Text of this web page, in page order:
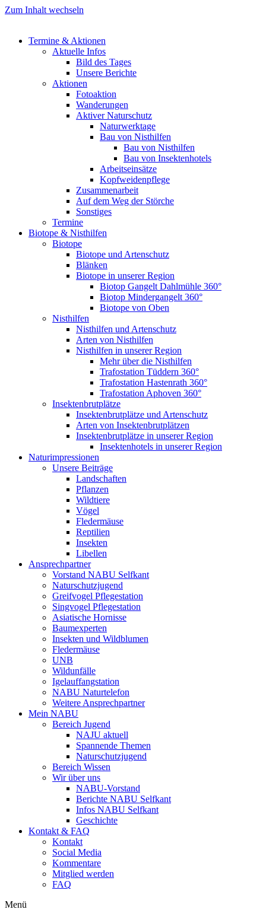
Zum Inhalt wechseln
Termine & Aktionen
Aktuelle Infos
Bild des Tages
Unsere Berichte
Aktionen
Fotoaktion
Wanderungen
Aktiver Naturschutz
Naturwerktage
Bau von Nisthilfen
Bau von Nisthilfen
Bau von Insektenhotels
Arbeitseinsätze
Kopfweidenpflege
Zusammenarbeit
Auf dem Weg der Störche
Sonstiges
Termine
Biotope & Nisthilfen
Biotope
Biotope und Artenschutz
Blänken
Biotope in unserer Region
Biotop Gangelt Dahlmühle 360°
Biotop Mindergangelt 360°
Biotope von Oben
Nisthilfen
Nisthilfen und Artenschutz
Arten von Nisthilfen
Nisthilfen in unserer Region
Mehr über die Nisthilfen
Trafostation Tüddern 360°
Trafostation Hastenrath 360°
Trafostation Aphoven 360°
Insektenbrutplätze
Insektenbrutplätze und Artenschutz
Arten von Insektenbrutplätzen
Insektenbrutplätze in unserer Region
Insektenhotels in unserer Region
Naturimpressionen
Unsere Beiträge
Landschaften
Pflanzen
Wildtiere
Vögel
Fledermäuse
Reptilien
Insekten
Libellen
Ansprechpartner
Vorstand NABU Selfkant
Naturschutzjugend
Greifvogel Pflegestation
Singvogel Pflegestation
Asiatische Hornisse
Baumexperten
Insekten und Wildblumen
Fledermäuse
UNB
Wildunfälle
Igelauffangstation
NABU Naturtelefon
Weitere Ansprechpartner
Mein NABU
Bereich Jugend
NAJU aktuell
Spannende Themen
Naturschutzjugend
Bereich Wissen
Wir über uns
NABU-Vorstand
Berichte NABU Selfkant
Infos NABU Selfkant
Geschichte
Kontakt & FAQ
Kontakt
Social Media
Kommentare
Mitglied werden
FAQ
Menü